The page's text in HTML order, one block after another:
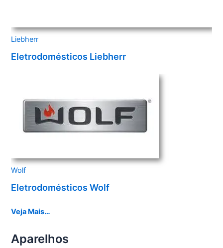
Liebherr
Eletrodomésticos Liebherr
Wolf
Eletrodomésticos Wolf
Veja Mais…
Aparelhos